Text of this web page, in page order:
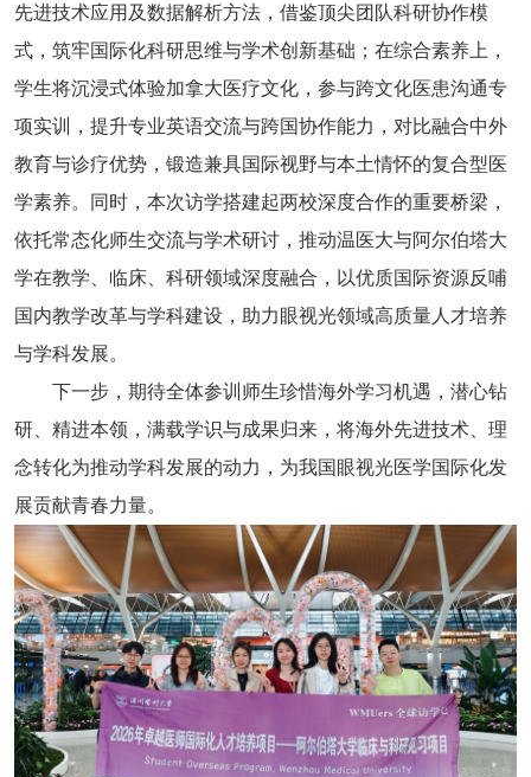
先进技术应用及数据解析方法，借鉴顶尖团队科研协作模
式，筑牢国际化科研思维与学术创新基础；在综合素养上，
学生将沉浸式体验加拿大医疗文化，参与跨文化医患沟通专
项实训，提升专业英语交流与跨国协作能力，对比融合中外
教育与诊疗优势，锻造兼具国际视野与本土情怀的复合型医
学素养。同时，本次访学搭建起两校深度合作的重要桥梁，
依托常态化师生交流与学术研讨，推动温医大与阿尔伯塔大
学在教学、临床、科研领域深度融合，以优质国际资源反哺
国内教学改革与学科建设，助力眼视光领域高质量人才培养
与学科发展。
下一步，期待全体参训师生珍惜海外学习机遇，潜心钻
研、精进本领，满载学识与成果归来，将海外先进技术、理
念转化为推动学科发展的动力，为我国眼视光医学国际化发
展贡献青春力量。